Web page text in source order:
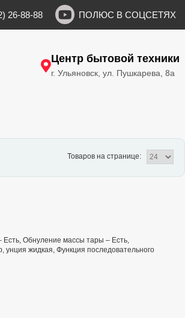
26-88-88 ПОЛЮС В СОЦСЕТЯХ
Центр бытовой техники
г. Ульяновск, ул. Пушкарева, 8а
Товаров на странице:
Есть, Обнуление массы тары – Есть,
жидкая, Функция последовательного